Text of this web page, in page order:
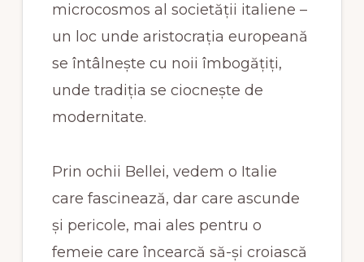
microcosmos al societății italiene –
un loc unde aristocrația europeană
se întâlnește cu noii îmbogățiți,
unde tradiția se ciocnește de
modernitate.
Prin ochii Bellei, vedem o Italie
care fascinează, dar care ascunde
și pericole, mai ales pentru o
femeie care încearcă să-și croiască